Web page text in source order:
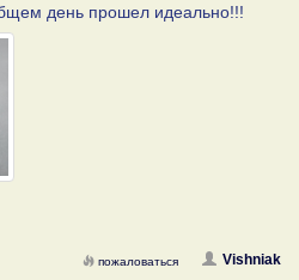
день прошел идеально!!!
Vishniak
пожаловаться